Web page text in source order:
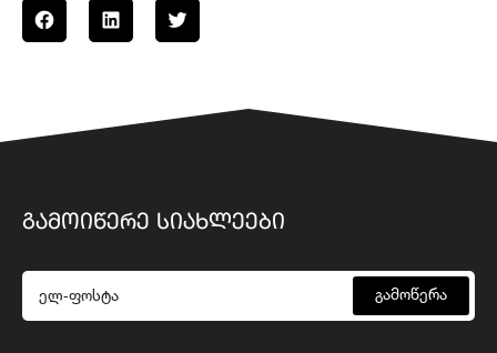
ᲒᲐᲛᲝᲘᲬᲔᲠᲔ ᲡᲘᲐᲮᲚᲔᲔᲑᲘ
გამოწერა